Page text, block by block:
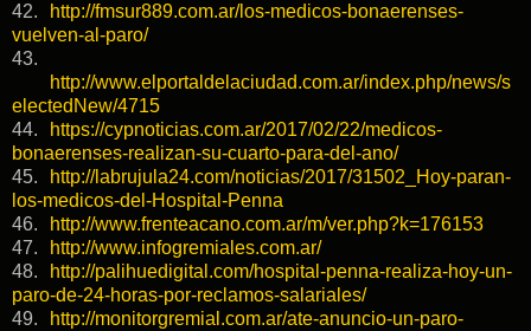
42.
http://fmsur889.com.ar/los-medicos-bonaerenses-
vuelven-al-paro/
43.
http://www.elportaldelaciudad.com.ar/index.php/news/s
electedNew/4715
44.
https://cypnoticias.com.ar/2017/02/22/medicos-
bonaerenses-realizan-su-cuarto-para-del-ano/
45.
http://labrujula24.com/noticias/2017/31502_Hoy-paran-
los-medicos-del-Hospital-Penna
46.
http://www.frenteacano.com.ar/m/ver.php?k=176153
47.
http://www.infogremiales.com.ar/
48.
http://palihuedigital.com/hospital-penna-realiza-hoy-un-
paro-de-24-horas-por-reclamos-salariales/
49.
http://monitorgremial.com.ar/ate-anuncio-un-paro-